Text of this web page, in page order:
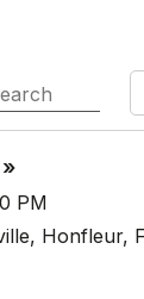
PM
Honfleur,